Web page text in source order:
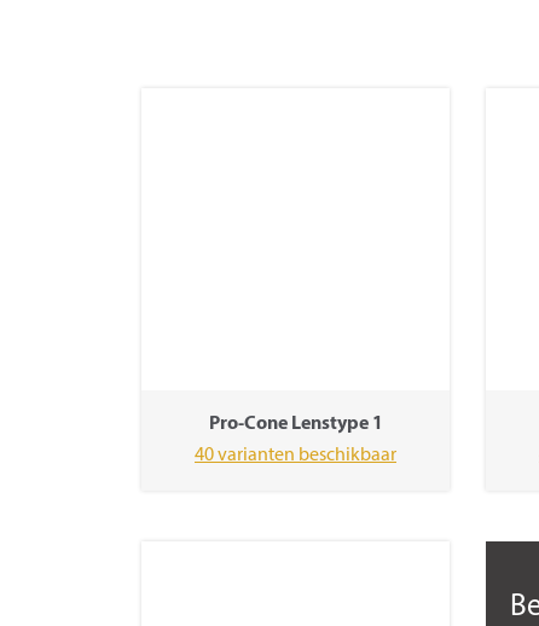
Pro-Cone Lenstype 1
40 varianten beschikbaar